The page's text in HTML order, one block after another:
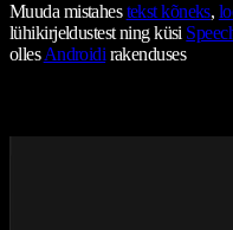
Muuda mistahestekst kõneks,
lühikirjeldustest ning küsi
ollesAndroidirakenduses